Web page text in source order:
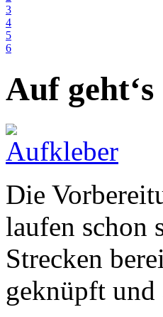
3
4
5
6
Auf geht‘s
Die
laufen schon
Strecken
geknüpft und